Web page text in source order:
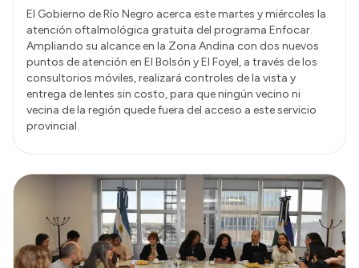
El Gobierno de Río Negro acerca este martes y miércoles la
atención oftalmológica gratuita del programa Enfocar.
Ampliando su alcance en la Zona Andina con dos nuevos
puntos de atención en El Bolsón y El Foyel, a través de los
consultorios móviles, realizará controles de la vista y
entrega de lentes sin costo, para que ningún vecino ni
vecina de la región quede fuera del acceso a este servicio
provincial.